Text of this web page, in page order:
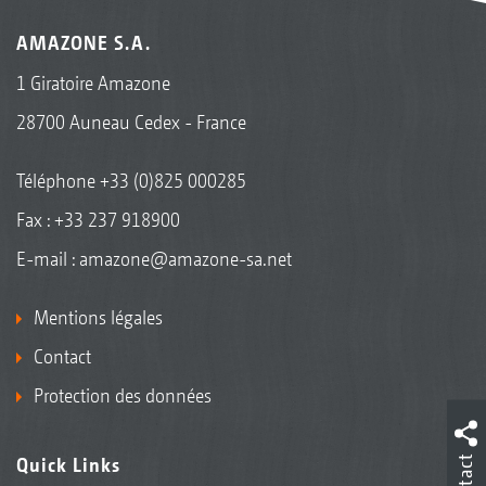
AMAZONE S.A.
1 Giratoire Amazone
28700 Auneau Cedex - France
Téléphone+33 (0)825 000285
Fax : +33 237 918900
E-mail : amazone@amazone-sa.net
Mentions légales
Contact
Protection des données
Quick Links